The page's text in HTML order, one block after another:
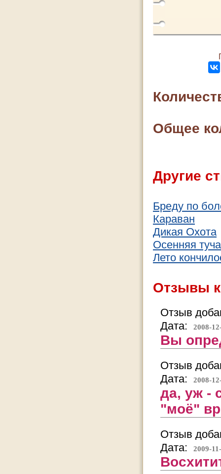
Общее
Другие
Бреду по
Караван
Дикая Охота
Осенняя
Лето
Отзывы
Отзыв
Дата:
2008-
Вы
Отзыв
Дата:
2008-
да, уж -
"моё"
Отзыв
Дата:
2009-